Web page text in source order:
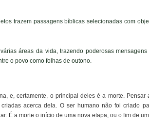
trazem passagens bíblicas selecionadas com
áreas da vida, trazendo poderosas
o povo como folhas de outono.
e, certamente, o principal deles é a morte.
acerca dela. O ser humano não foi criado
É a morte o início de uma nova etapa, ou o fim de